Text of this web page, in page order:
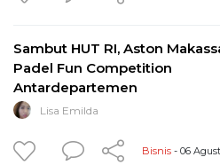
Sambut HUT RI, Aston
Padel Fun Competition
Antardepartemen
Lisa Emilda
Bisnis - 06